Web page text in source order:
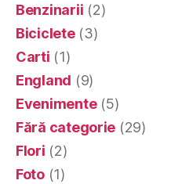
Benzinarii (2)
Biciclete(3)
Carti (1)
England (9)
Evenimente(5)
Fără categorie (29)
Flori (2)
Foto(1)